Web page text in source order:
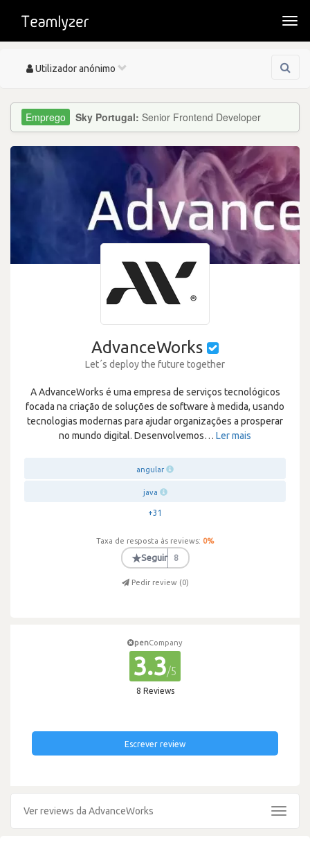
Toggle
Utilizador anónimo
Sky Portugal: Senior Frontend Developer
AdvanceWorks
Let´s deploy the future together
A AdvanceWorks é uma empresa de serviços tecnológicos
focada na criação de soluções de software à medida, usando
tecnologias modernas para ajudar organizações a prosperar
no mundo digital. Desenvolvemos… Ler mais
angular
java
+31
Taxa de resposta às reviews: 0%
★Seguir 8
Pedir review (0)
penCompany
3.3/5
8 Reviews
Escrever review
Ver reviews da AdvanceWorks
Toggle